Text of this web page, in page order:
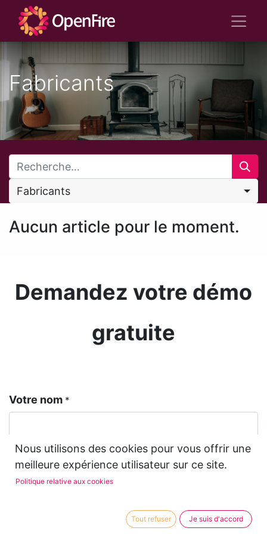
Fabricants
Fabricants
Aucun article pour le moment.
Demandez votre démo
gratuite
Votre nom *
Téléphone
Nous utilisons des cookies pour vous offrir une
meilleure expérience utilisateur sur ce site.
Politique relative aux cookies
Tout refuser Je suis d'accord